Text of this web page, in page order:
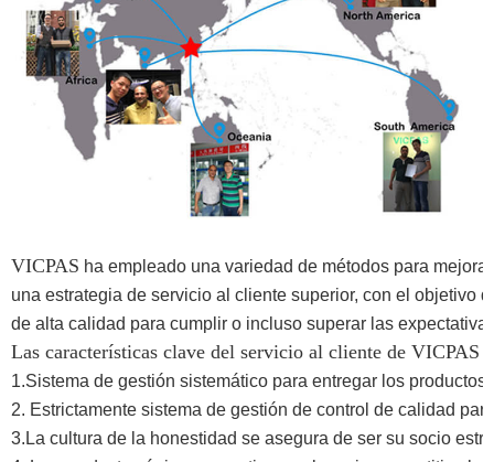
VICPAS ha empleado una variedad de métodos para
una estrategia de servicio al cliente superior, con el objetivo
de alta calidad para cumplir o incluso superar las
Las características clave del servicio al cliente de VICPAS
1.Sistema de gestión sistemático para entregar los
2. Estrictamente sistema de gestión de control de calidad
3.La cultura de la honestidad se asegura de ser su socio